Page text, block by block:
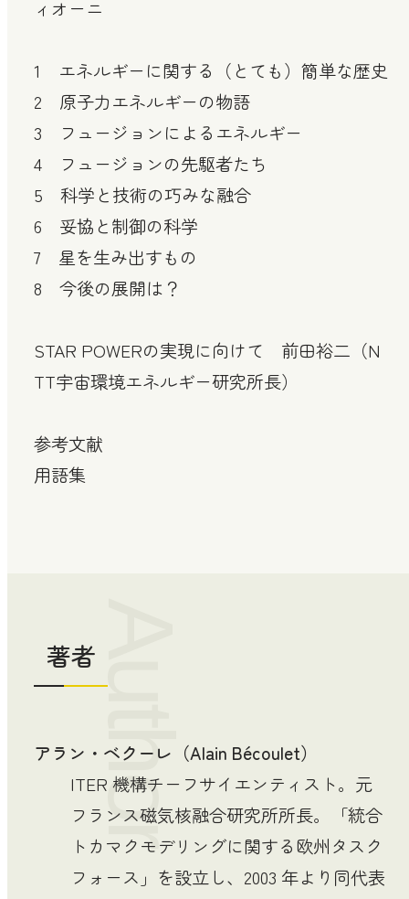
ィオーニ
1 エネルギーに関する（とても）簡単な歴史
2 原子力エネルギーの物語
3 フュージョンによるエネルギー
4 フュージョンの先駆者たち
5 科学と技術の巧みな融合
6 妥協と制御の科学
7 星を生み出すもの
8 今後の展開は？
STAR POWERの実現に向けて 前田裕二（N
TT宇宙環境エネルギー研究所長）
参考文献
用語集
著者Author
アラン・ベクーレ（Alain Bécoulet）
ITER 機構チーフサイエンティスト。元
フランス磁気核融合研究所所長。「統合
トカマクモデリングに関する欧州タスク
フォース」を設立し、2003 年より同代表